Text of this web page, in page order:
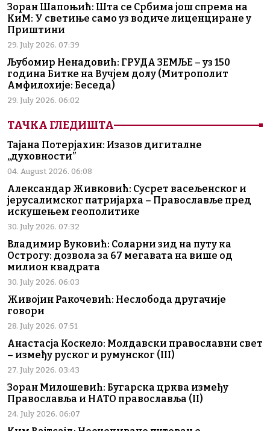
Зоран Шапоњић: Шта се Србима још спрема на
КиМ: У светиње само уз водиче лиценциране у
Приштини
29. July 2026. 07:39
Љубомир Ненадовић: ГРУДА ЗЕМЉЕ – уз 150
година Битке на Вучјем долу (Митрополит
Амфилохије: Беседа)
29. July 2026. 06:02
ТАЧКА ГЛЕДИШТА
Тајана Потерјахин: Изазов дигиталне
„духовности”
04. August 2026. 06:08
Александар Живковић: Сусрет васељенског и
јерусалимског патријарха – Православље пред
искушењем геополитике
30. July 2026. 07:32
Владимир Вуковић: Соларни зид на путу ка
Острогу: дозвола за 67 мегавата на више од
милион квадрата
30. July 2026. 06:03
Живојин Ракочевић: Неслобода другачије
говори
28. July 2026. 07:51
Анастасја Коскело: Молдавски православни свет
– између руског и румунског (III)
27. July 2026. 03:43
Зоран Милошевић: Бугарска црква између
Православља и НАТО православља (II)
24. July 2026. 06:07